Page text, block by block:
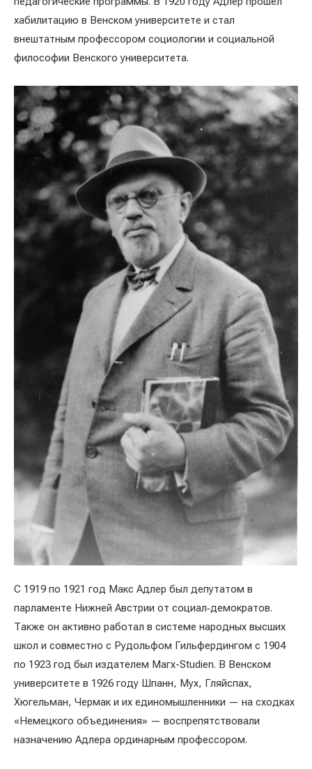
хабилитацию в Венском университете и стал
внештатным профессором социологии и социальной
философии Венского университета.
С 1919 по 1921 год Макс Адлер был депутатом в
парламенте Нижней Австрии от социал‑демократов.
Также он активно работал в системе народных высших
школ и совместно с Рудольфом Гильфердингом с 1904
по 1923 год был издателем Магх-Studien. В Венском
университете в 1926 году Шпанн, Мух, Гляйспах,
Хюгельман, Чермак и их единомышленники — на сходках
«Немецкого объединения» — воспрепятствовали
назначению Адлера ординарным профессором.